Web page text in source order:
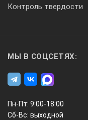
Форма
Отсечка:
0 - 90% высоты
Контроль твердости
МЫ В СОЦСЕТЯХ:
Пн-Пт: 9:00-18:00
Сб-Вс: выходной